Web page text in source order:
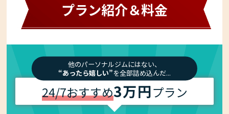
プラン紹介＆料金
他のパーソナルジムにはない、
“あったら嬉しい”を全部詰め込んだ...
24/7おすすめ3万円プラン